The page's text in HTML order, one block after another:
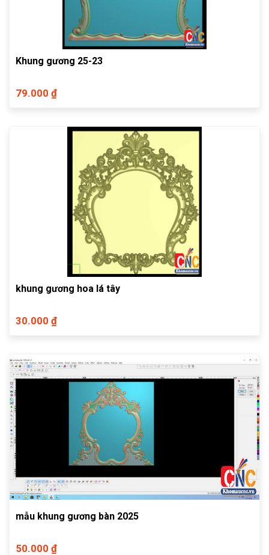
Khung gương 25-23
79.000 ₫
khung gương hoa lá tây
30.000 ₫
mẫu khung gương bàn 2025
50.000 ₫